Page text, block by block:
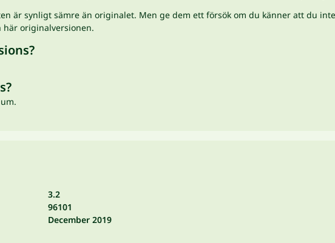
är synligt sämre än originalet. Men ge dem ett försök om du känner att du
här originalversionen.
3.2
96101
December 2019